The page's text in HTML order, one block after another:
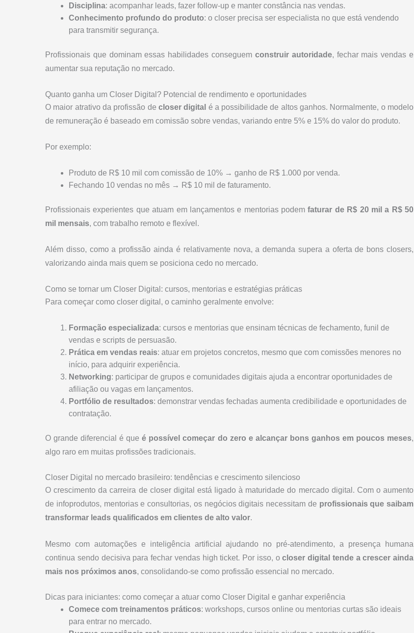
Disciplina: acompanhar leads, fazer follow-up e manter constância nas vendas.
Conhecimento profundo do produto: o closer precisa ser especialista no que está vendendo
para transmitir segurança.
Profissionais que dominam essas habilidades conseguem construir autoridade, fechar mais vendas e
aumentar sua reputação no mercado.
Quanto ganha um Closer Digital? Potencial de rendimento e oportunidades
O maior atrativo da profissão de closer digital é a possibilidade de altos ganhos. Normalmente, o modelo
de remuneração é baseado em comissão sobre vendas, variando entre 5% e 15% do valor do produto.
Por exemplo:
Produto de R$ 10 mil com comissão de 10% → ganho de R$ 1.000 por venda.
Fechando 10 vendas no mês → R$ 10 mil de faturamento.
Profissionais experientes que atuam em lançamentos e mentorias podemfaturar de R$ 20 mil a R$ 50
mil mensais, com trabalho remoto e flexível.
Além disso, como a profissão ainda é relativamente nova, a demanda supera a oferta de bons closers,
valorizando ainda mais quem se posiciona cedo no mercado.
Como se tornar um Closer Digital: cursos, mentorias e estratégias práticas
Para começar como closer digital, o caminho geralmente envolve:
Formação especializada: cursos e mentorias que ensinam técnicas de fechamento, funil de
vendas e scripts de persuasão.
Prática em vendas reais: atuar em projetos concretos, mesmo que com comissões menores no
início, para adquirir experiência.
Networking: participar de grupos e comunidades digitais ajuda a encontrar oportunidades de
afiliação ou vagas em lançamentos.
Portfólio de resultados: demonstrar vendas fechadas aumenta credibilidade e oportunidades de
contratação.
O grande diferencial é queé possível começar do zero e alcançar bons ganhos em poucos meses,
algo raro em muitas profissões tradicionais.
Closer Digital no mercado brasileiro: tendências e crescimento silencioso
O crescimento da carreira de closer digital está ligado à maturidade do mercado digital. Com o aumento
de infoprodutos, mentorias e consultorias, os negócios digitais necessitam de profissionais que saibam
transformar leads qualificados em clientes de alto valor.
Mesmo com automações e inteligência artificial ajudando no pré-atendimento, a presença humana
continua sendo decisiva para fechar vendas high ticket. Por isso, ocloser digital tende a crescer ainda
mais nos próximos anos, consolidando-se como profissão essencial no mercado.
Dicas para iniciantes: como começar a atuar como Closer Digital e ganhar experiência
Comece com treinamentos práticos: workshops, cursos online ou mentorias curtas são ideais
para entrar no mercado.